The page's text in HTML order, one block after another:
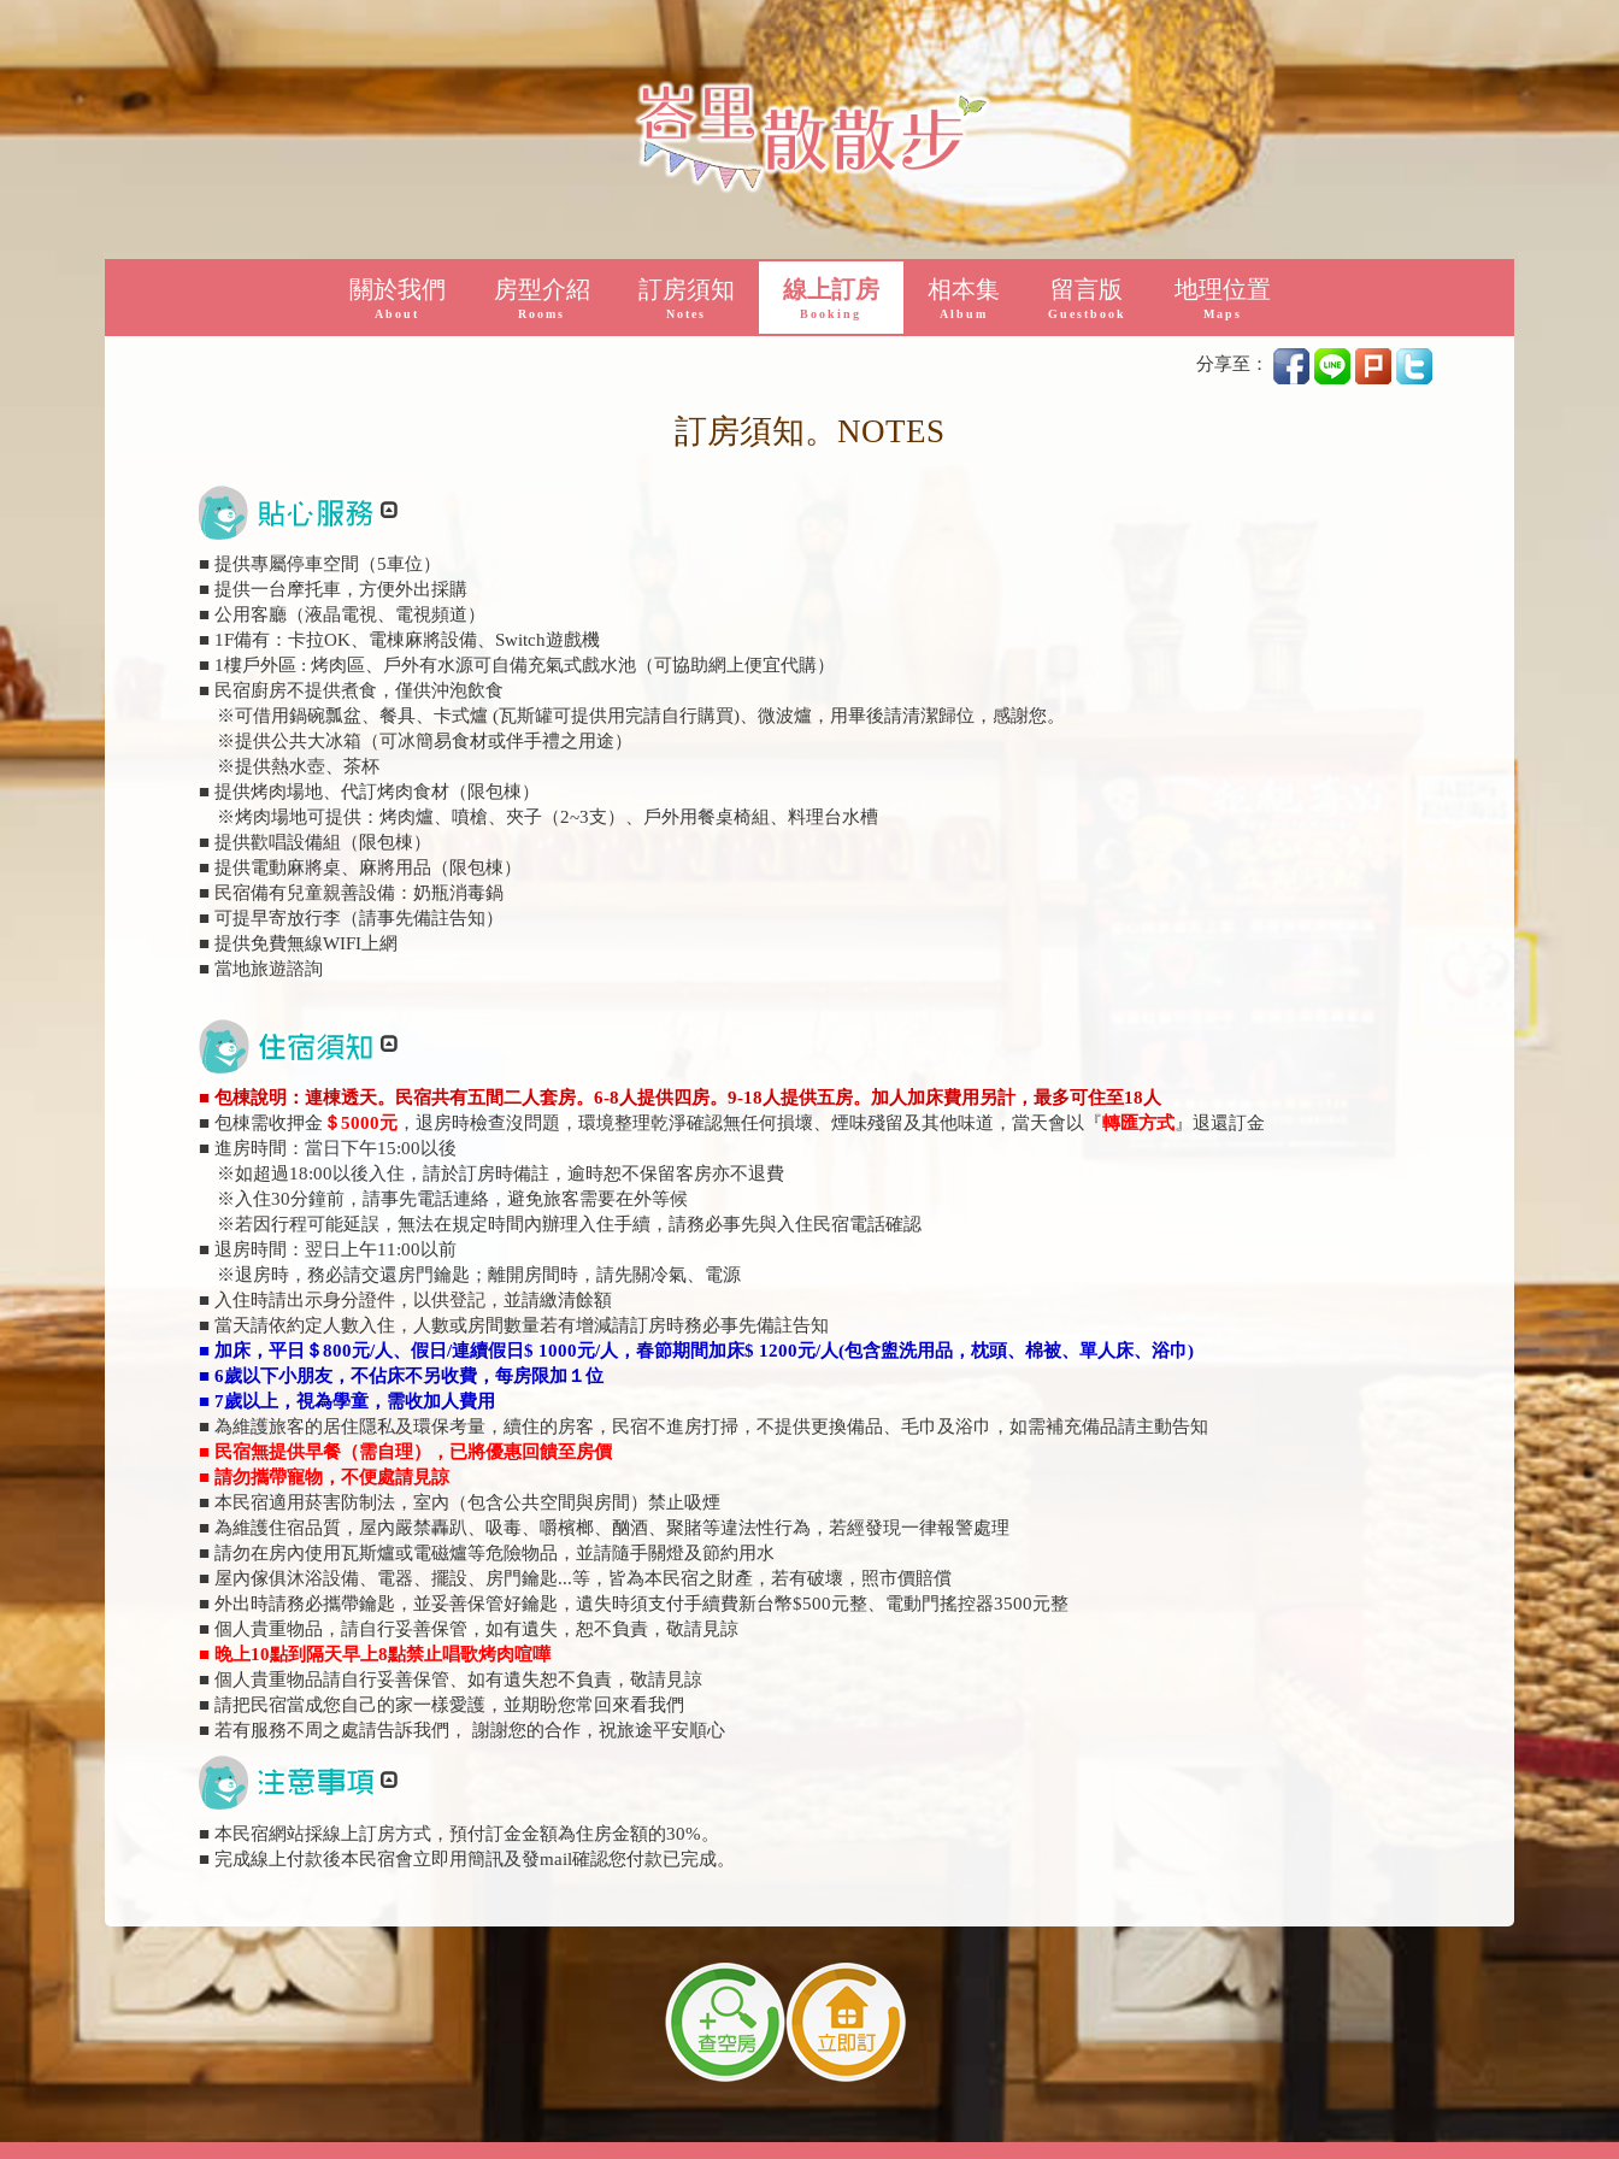
關於我們
About
房型介紹
Rooms
訂房須知
Notes
線上訂房
Booking
相本集
Album
留言版
Guestbook
地理位置
Maps
分享至：
訂房須知。NOTES
■ 提供專屬停車空間（5車位）
■ 提供一台摩托車，方便外出採購
■ 公用客廳（液晶電視、電視頻道）
■ 1F備有：卡拉OK、電棟麻將設備、Switch遊戲機
■ 1樓戶外區 : 烤肉區、戶外有水源可自備充氣式戲水池（可協助網上便宜代購）
■ 民宿廚房不提供煮食，僅供沖泡飲食
※可借用鍋碗瓢盆、餐具、卡式爐 (瓦斯罐可提供用完請自行購買)、微波爐，用畢後請清潔歸位，感謝您。
※提供公共大冰箱（可冰簡易食材或伴手禮之用途）
※提供熱水壺、茶杯
■ 提供烤肉場地、代訂烤肉食材（限包棟）
※烤肉場地可提供：烤肉爐、噴槍、夾子（2~3支）、戶外用餐桌椅組、料理台水槽
■ 提供歡唱設備組（限包棟）
■ 提供電動麻將桌、麻將用品（限包棟）
■ 民宿備有兒童親善設備：奶瓶消毒鍋
■ 可提早寄放行李（請事先備註告知）
■ 提供免費無線WIFI上網
■ 當地旅遊諮詢
■ 包棟說明：連棟透天。民宿共有五間二人套房。6-8人提供四房。9-18人提供五房。加人加床費用另計，最多可住至18人
■ 包棟需收押金 ＄5000元 ，退房時檢查沒問題，環境整理乾淨確認無任何損壞、煙味殘留及其他味道，當天會以『轉匯方式 』退還訂金
■ 進房時間：當日下午15:00以後
※如超過18:00以後入住，請於訂房時備註，逾時恕不保留客房亦不退費
※入住30分鐘前，請事先電話連絡，避免旅客需要在外等候
※若因行程可能延誤，無法在規定時間內辦理入住手續，請務必事先與入住民宿電話確認
■ 退房時間：翌日上午11:00以前
※退房時，務必請交還房門鑰匙；離開房間時，請先關冷氣、電源
■ 入住時請出示身分證件，以供登記，並請繳清餘額
■ 當天請依約定人數入住，人數或房間數量若有增減請訂房時務必事先備註告知
■ 加床，平日＄800元/人、假日/連續假日$ 1000元/人，春節期間加床$ 1200元/人(包含盥洗用品，枕頭、棉被、單人床、浴巾)
■ 6歲以下小朋友，不佔床不另收費，每房限加１位
■ 7歲以上，視為學童，需收加人費用
■ 為維護旅客的居住隱私及環保考量，續住的房客，民宿不進房打掃，不提供更換備品、毛巾及浴巾，如需補充備品請主動告知
■ 民宿無提供早餐（需自理），已將優惠回饋至房價
■ 請勿攜帶寵物，不便處請見諒
■ 本民宿適用菸害防制法，室內（包含公共空間與房間）禁止吸煙
■ 為維護住宿品質，屋內嚴禁轟趴、吸毒、嚼檳榔、酗酒、聚賭等違法性行為，若經發現一律報警處理
■ 請勿在房內使用瓦斯爐或電磁爐等危險物品，並請隨手關燈及節約用水
■ 屋內傢俱沐浴設備、電器、擺設、房門鑰匙...等，皆為本民宿之財產，若有破壞，照市價賠償
■ 外出時請務必攜帶鑰匙，並妥善保管好鑰匙，遺失時須支付手續費新台幣$500元整、電動門搖控器3500元整
■ 個人貴重物品，請自行妥善保管，如有遺失，恕不負責，敬請見諒
■ 晚上10點到隔天早上8點禁止唱歌烤肉喧嘩
■ 個人貴重物品請自行妥善保管、如有遺失恕不負責，敬請見諒
■ 請把民宿當成您自己的家一樣愛護，並期盼您常回來看我們
■ 若有服務不周之處請告訴我們， 謝謝您的合作，祝旅途平安順心
■ 本民宿網站採線上訂房方式，預付訂金金額為住房金額的30%。
■ 完成線上付款後本民宿會立即用簡訊及發mail確認您付款已完成。